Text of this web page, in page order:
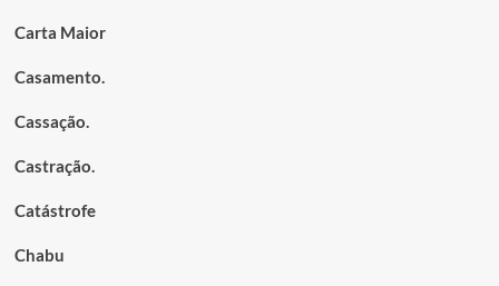
Carta Maior
Casamento.
Cassação.
Castração.
Catástrofe
Chabu